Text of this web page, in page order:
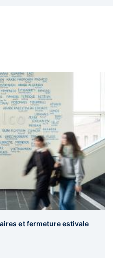
et fermeture estivale